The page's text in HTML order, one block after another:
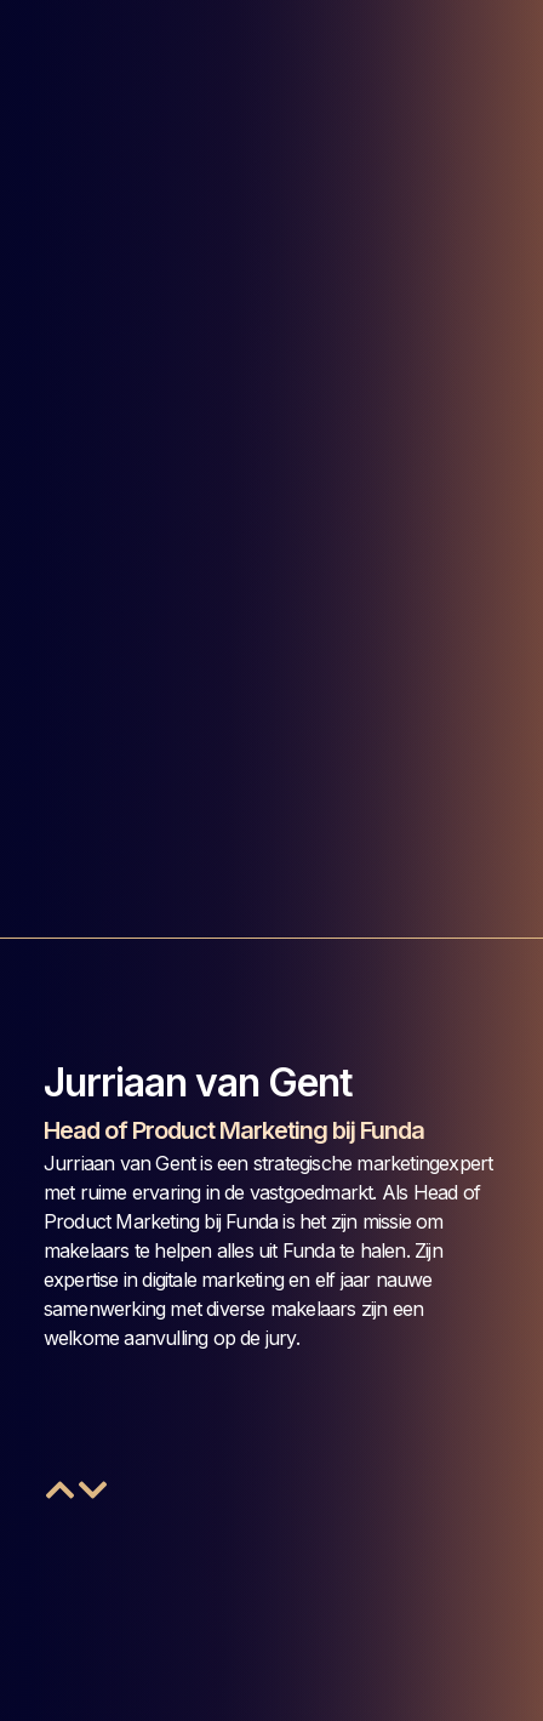
Jurriaan van Gent
Head of Product Marketing bij Funda
Jurriaan van Gent is een strategische marketingexpert
met ruime ervaring in de vastgoedmarkt. Als Head of
Product Marketing bij Funda is het zijn missie om
makelaars te helpen alles uit Funda te halen. Zijn
expertise in digitale marketing en elf jaar nauwe
samenwerking met diverse makelaars zijn een
welkome aanvulling op de jury.